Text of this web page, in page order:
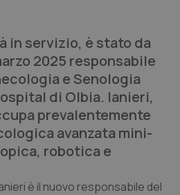
in servizio, è stato da
2025 responsabile
e Senologia
di Olbia. Ianieri,
prevalentemente
avanzata mini-
robotica e
è il nuovo responsabile del